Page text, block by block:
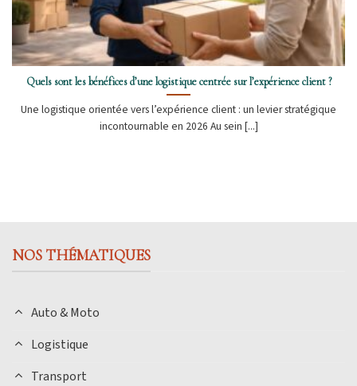
Quels sont les bénéfices d’une logistique centrée sur l’expérience client ?
Une logistique orientée vers l’expérience client : un levier stratégique
incontournable en 2026 Au sein [...]
NOS THÉMATIQUES
Auto & Moto
Logistique
Transport